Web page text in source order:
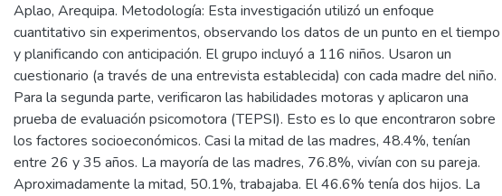
Aplao, Arequipa. Metodología: Esta investigación utilizó un enfoque
cuantitativo sin experimentos, observando los datos de un punto en el tiempo
y planificando con anticipación. El grupo incluyó a 116 niños. Usaron un
cuestionario (a través de una entrevista establecida) con cada madre del niño.
Para la segunda parte, verificaron las habilidades motoras y aplicaron una
prueba de evaluación psicomotora (TEPSI). Esto es lo que encontraron sobre
los factores socioeconómicos. Casi la mitad de las madres, 48.4%, tenían
entre 26 y 35 años. La mayoría de las madres, 76.8%, vivían con su pareja.
Aproximadamente la mitad, 50.1%, trabajaba. El 46.6% tenía dos hijos. La